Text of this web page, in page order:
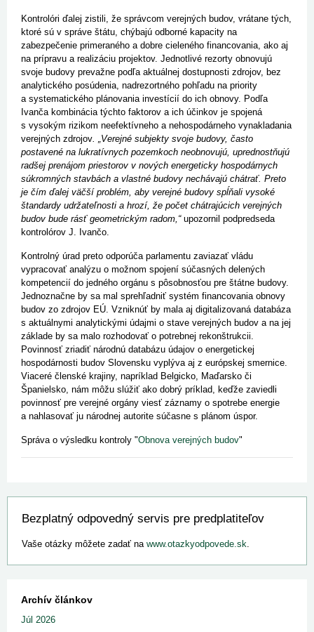
Kontrolóri ďalej zistili, že správcom verejných budov, vrátane tých,
ktoré sú v správe štátu, chýbajú odborné kapacity na
zabezpečenie primeraného a dobre cieleného financovania, ako aj
na prípravu a realizáciu projektov. Jednotlivé rezorty obnovujú
svoje budovy prevažne podľa aktuálnej dostupnosti zdrojov, bez
analytického posúdenia, nadrezortného pohľadu na priority
a systematického plánovania investícií do ich obnovy. Podľa
Ivanča kombinácia týchto faktorov a ich účinkov je spojená
s vysokým rizikom neefektívneho a nehospodárneho vynakladania
verejných zdrojov. „Verejné subjekty svoje budovy, často
postavené na lukratívnych pozemkoch neobnovujú, uprednostňujú
radšej prenájom priestorov v nových energeticky hospodárnych
súkromných stavbách a vlastné budovy nechávajú chátrať. Preto
je čím ďalej väčší problém, aby verejné budovy spĺňali vysoké
štandardy udržateľnosti a hrozí, že počet chátrajúcich verejných
budov bude rásť geometrickým radom,“ upozornil podpredseda
kontrolórov J. Ivančo.
Kontrolný úrad preto odporúča parlamentu zaviazať vládu
vypracovať analýzu o možnom spojení súčasných delených
kompetencií do jedného orgánu s pôsobnosťou pre štátne budovy.
Jednoznačne by sa mal sprehľadniť systém financovania obnovy
budov zo zdrojov EÚ. Vzniknúť by mala aj digitalizovaná databáza
s aktuálnymi analytickými údajmi o stave verejných budov a na jej
základe by sa malo rozhodovať o potrebnej rekonštrukcii.
Povinnosť zriadiť národnú databázu údajov o energetickej
hospodárnosti budov Slovensku vyplýva aj z európskej smernice.
Viaceré členské krajiny, napríklad Belgicko, Maďarsko či
Španielsko, nám môžu slúžiť ako dobrý príklad, keďže zaviedli
povinnosť pre verejné orgány viesť záznamy o spotrebe energie
a nahlasovať ju národnej autorite súčasne s plánom úspor.
Správa o výsledku kontroly "Obnova verejných budov"
Bezplatný odpovedný servis pre predplatiteľov
Vaše otázky môžete zadať na www.otazkyodpovede.sk.
Archív článkov
Júl 2026